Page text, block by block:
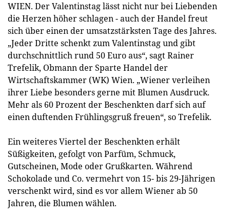
WIEN. Der Valentinstag lässt nicht nur bei Liebenden
die Herzen höher schlagen - auch der Handel freut
sich über einen der umsatzstärksten Tage des Jahres.
„Jeder Dritte schenkt zum Valentinstag und gibt
durchschnittlich rund 50 Euro aus“, sagt Rainer
Trefelik, Obmann der Sparte Handel der
Wirtschaftskammer (WK) Wien. „Wiener verleihen
ihrer Liebe besonders gerne mit Blumen Ausdruck.
Mehr als 60 Prozent der Beschenkten darf sich auf
einen duftenden Frühlingsgruß freuen“, so Trefelik.
Ein weiteres Viertel der Beschenkten erhält
Süßigkeiten, gefolgt von Parfüm, Schmuck,
Gutscheinen, Mode oder Grußkarten. Während
Schokolade und Co. vermehrt von 15- bis 29-Jährigen
verschenkt wird, sind es vor allem Wiener ab 50
Jahren, die Blumen wählen.